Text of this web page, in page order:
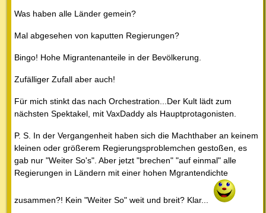
Was haben alle Länder gemein?
Mal abgesehen von kaputten Regierungen?
Bingo! Hohe Migrantenanteile in der Bevölkerung.
Zufälliger Zufall aber auch!
Für mich stinkt das nach Orchestration...Der Kult lädt zum
nächsten Spektakel, mit VaxDaddy als Hauptprotagonisten.
P. S. In der Vergangenheit haben sich die Machthaber an keinem
kleinen oder größerem Regierungsproblemchen gestoßen, es
gab nur "Weiter So's". Aber jetzt "brechen" "auf einmal" alle
Regierungen in Ländern mit einer hohen Mgrantendichte
zusammen?! Kein "Weiter So" weit und breit? Klar...